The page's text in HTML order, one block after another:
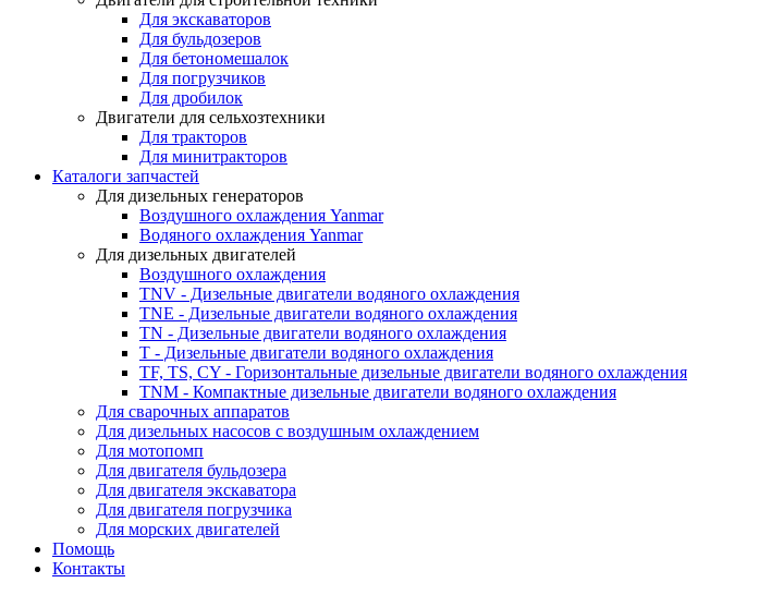
Для экскаваторов
Для бульдозеров
Для бетономешалок
Для погрузчиков
Для дробилок
Двигатели для сельхозтехники
Для тракторов
Для минитракторов
Каталоги запчастей
Для дизельных генераторов
Воздушного охлаждения Yanmar
Водяного охлаждения Yanmar
Для дизельных двигателей
Воздушного охлаждения
TNV - Дизельные двигатели водяного охлаждения
TNE - Дизельные двигатели водяного охлаждения
TN - Дизельные двигатели водяного охлаждения
T - Дизельные двигатели водяного охлаждения
TF, TS, CY - Горизонтальные дизельные двигатели водяного охлаждения
TNM - Компактные дизельные двигатели водяного охлаждения
Для сварочных аппаратов
Для дизельных насосов с воздушным охлаждением
Для мотопомп
Для двигателя бульдозера
Для двигателя экскаватора
Для двигателя погрузчика
Для морских двигателей
Помощь
Контакты